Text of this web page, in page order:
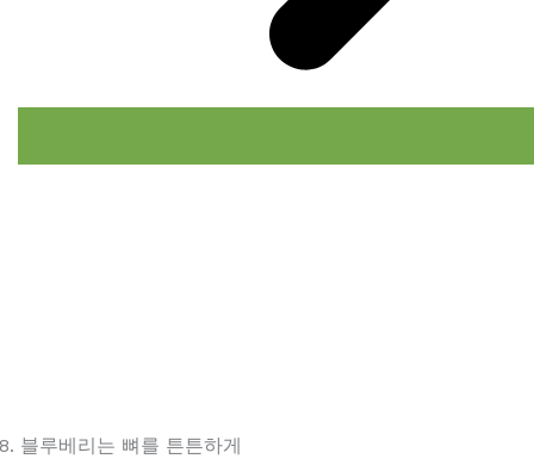
블루베리는 뼈를 튼튼하게